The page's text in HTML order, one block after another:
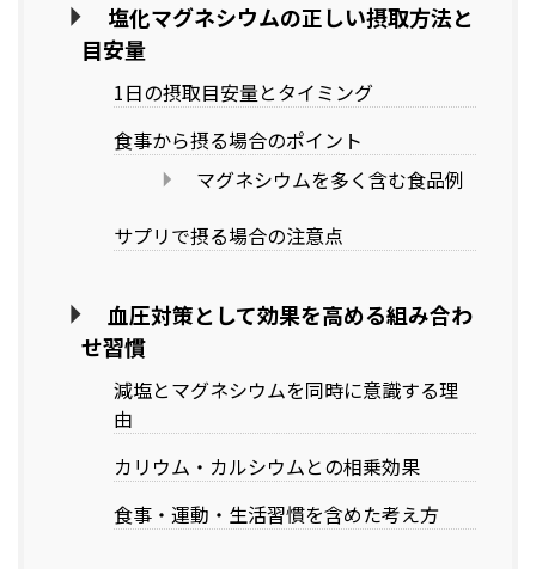
塩化マグネシウムの正しい摂取方法と
目安量
1日の摂取目安量とタイミング
食事から摂る場合のポイント
マグネシウムを多く含む食品例
サプリで摂る場合の注意点
血圧対策として効果を高める組み合わ
せ習慣
減塩とマグネシウムを同時に意識する理
由
カリウム・カルシウムとの相乗効果
食事・運動・生活習慣を含めた考え方